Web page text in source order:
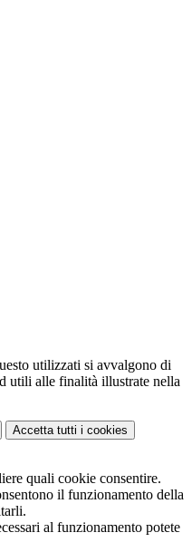
utilizzati si avvalgono di
utili alle finalità illustrate nella
Accetta tutti i cookies
quali cookie consentire.
il funzionamento della
al funzionamento potete